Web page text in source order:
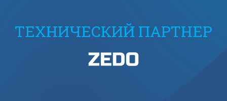
ТЕХНИЧЕСКИЙ ПАРТНЕР